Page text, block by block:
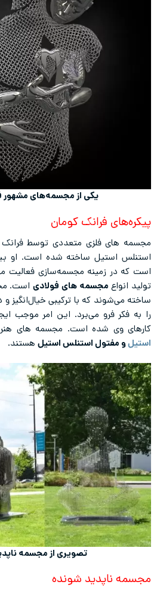
یکی از مجسمه‌های مشهور
پیکره‌های فرانک کومان
استنلس استیل ساخته شده است.
است که در زمینه مجسمه‌سازی فعالیت
تولید انواع مجسمه های فولادیاست.
ساخته می‌شوند که با ترکیبی خیال‌انگیز
را به فکر فرو می‌برد. این امر موجب
کارهای وی شده است. مجسمه های
استیلو مفتول استنلس استیل هستند.
تصویری از مجسمه
مجسمه ناپدید شونده